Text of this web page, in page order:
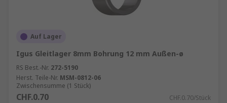
Auf Lager
Igus Gleitlager 8mm Bohrung 12 mm Außen-ø
RS Best.-Nr. 272-5190
Herst. Teile-Nr. MSM-0812-06
Zwischensumme (1 Stück)
CHF.0.70 CHF.0.70/Stück